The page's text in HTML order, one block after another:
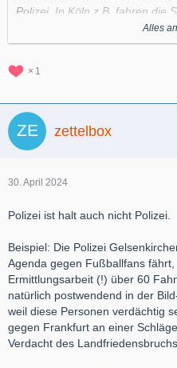
Polizei. In Köln z.B. fahren die
Fans entlang, wenn da eine
fährt fliegen da Gegenstände..
die DFL jetzt dafür bezahlen,
doch nichts, dann wird vorher
Die allermeisten Probleme
machen kann.
Pyrotechnik ist für mich
auch nicht vermengt werden.
https://www.t-online.de/sport/
Alles
1
zettelbox
30. April 2024
Polizei ist halt auch nicht Polizei.
Beispiel: Die Polizei
Agenda gegen Fußballfans
Ermittlungsarbeit (!) über 60
natürlich postwendend in der
weil diese Personen verdächtig
gegen Frankfurt an einer
Verdacht des